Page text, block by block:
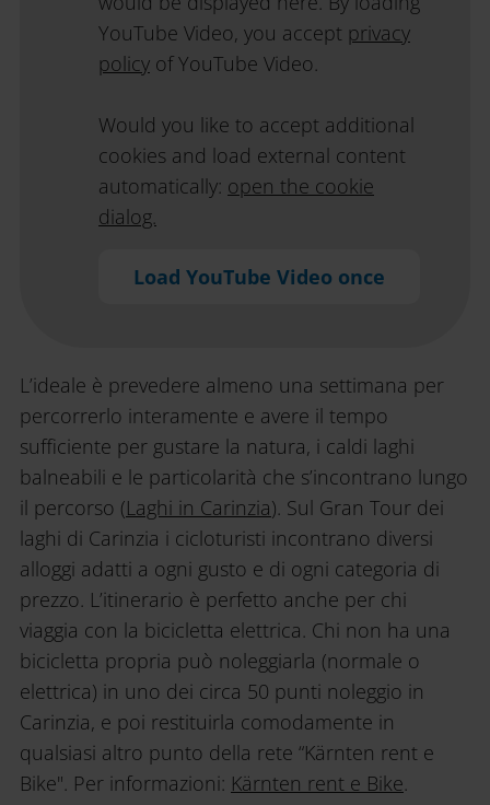
YouTube Video, you accept privacy
policy of YouTube Video.
Would you like to accept additional
cookies and load external content
automatically: open the cookie
dialog.
Load YouTube Video once
L’ideale è prevedere almeno una settimana per
percorrerlo interamente e avere il tempo
sufficiente per gustare la natura, i caldi laghi
balneabili e le particolarità che s’incontrano lungo
il percorso (Laghi in Carinzia). Sul Gran Tour dei
laghi di Carinzia i cicloturisti incontrano diversi
alloggi adatti a ogni gusto e di ogni categoria di
prezzo. L’itinerario è perfetto anche per chi
viaggia con la bicicletta elettrica. Chi non ha una
bicicletta propria può noleggiarla (normale o
elettrica) in uno dei circa 50 punti noleggio in
Carinzia, e poi restituirla comodamente in
qualsiasi altro punto della rete “Kärnten rent e
Bike". Per informazioni: Kärnten rent e Bike.